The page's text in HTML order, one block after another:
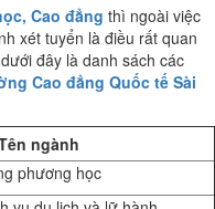
Cao đẳng thì ngoài việc
xét tuyển là điều rất quan
đây là danh sách các
Cao đẳng Quốc tế Sài
ngành
phương học